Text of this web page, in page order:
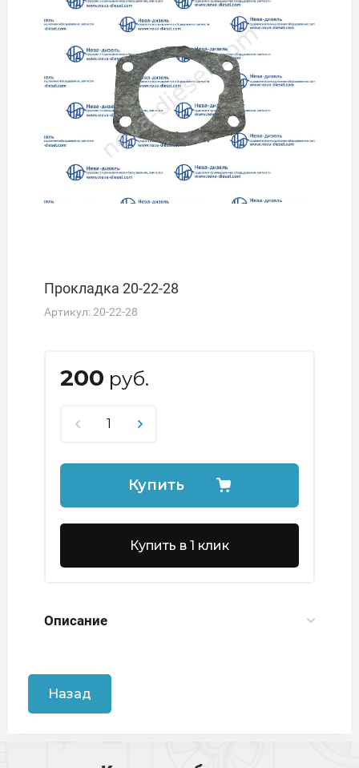
Прокладка 20-22-28
Артикул:20-22-28
200 руб.
Купить
Купить в 1 клик
Описание
Назад